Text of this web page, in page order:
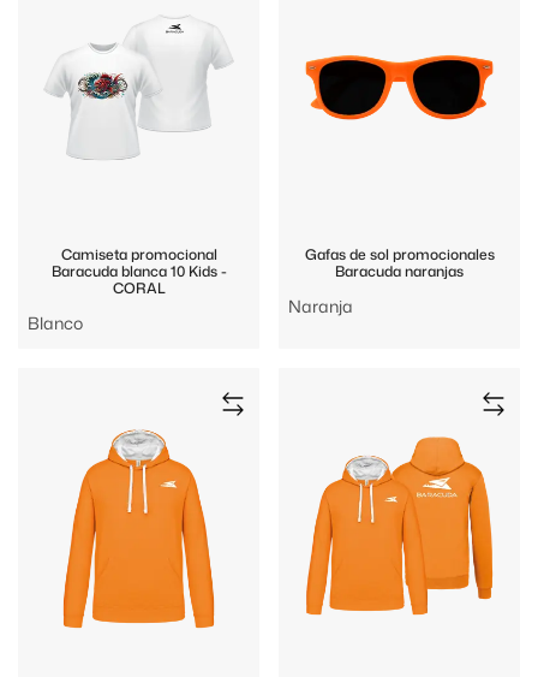
Camiseta promocional
Baracuda blanca 10 Kids -
CORAL
Blanco
Gafas de sol promocionales
Baracuda naranjas
Naranja